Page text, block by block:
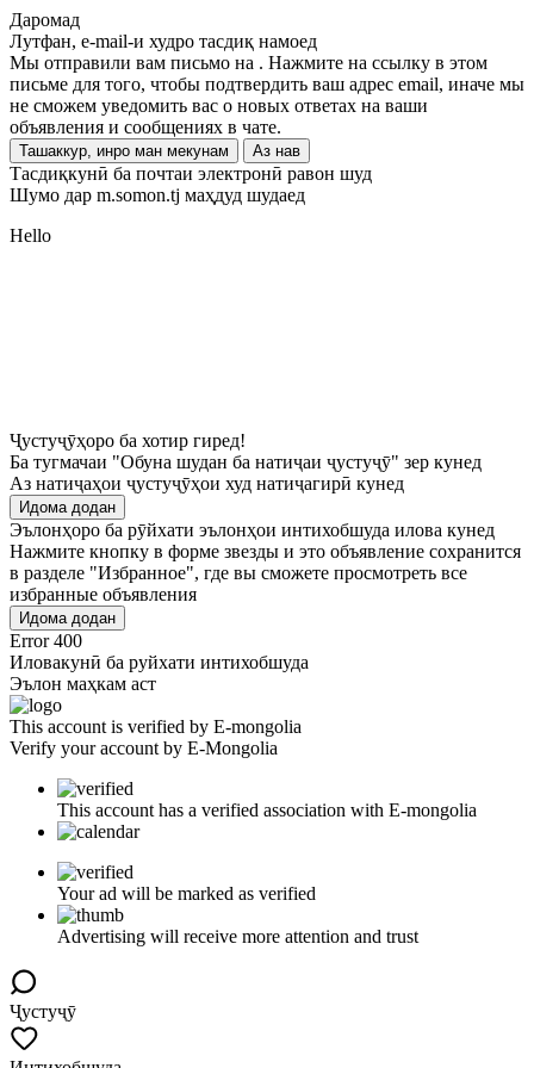
Даромад
Лутфан, e-mail-и худро тасдиқ намоед
Мы отправили вам письмо на . Нажмите на ссылку в этом
письме для того, чтобы подтвердить ваш адрес email, иначе мы
не сможем уведомить вас о новых ответах на ваши
объявления и сообщениях в чате.
Ташаккур, инро ман мекунам Аз нав
Тасдиқкунӣ ба почтаи электронӣ равон шуд
Шумо дар m.somon.tj маҳдуд шудаед
Hello
Ҷустуҷӯҳоро ба хотир гиред!
Ба тугмачаи "Обуна шудан ба натиҷаи ҷустуҷӯ" зер кунед
Аз натиҷаҳои ҷустуҷӯҳои худ натиҷагирӣ кунед
Идома додан
Эълонҳоро ба рӯйхати эълонҳои интихобшуда илова кунед
Нажмите кнопку в форме звезды и это объявление сохранится
в разделе "Избранное", где вы сможете просмотреть все
избранные объявления
Идома додан
Error 400
Иловакунӣ ба руйхати интихобшуда
Эълон маҳкам аст
This account is verified by E-mongolia
Verify your account by E-Mongolia
This account has a verified association with E-mongolia
Your ad will be marked as verified
Advertising will receive more attention and trust
Ҷустуҷӯ